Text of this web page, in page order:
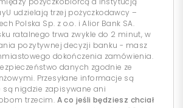
udzielają trzej pożyczkodawcy –
Polska Sp. z o.o. i Alior Bank SA.
ratalnego trwa zwykle do 2 minut, w
pozytywnej decyzji banku - masz
dokończenia zamówienia.
danych zgodnie ze
Przesyłane informacje są
są nigdzie zapisywane ani
trzecim. A co jeśli będziesz chciał